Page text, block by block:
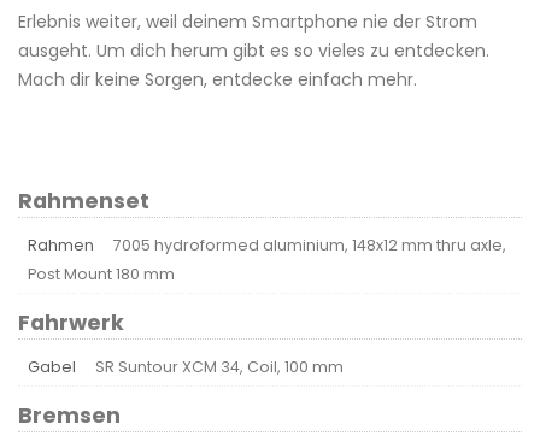
Erlebnis weiter, weil deinem Smartphone nie der Strom
ausgeht. Um dich herum gibt es so vieles zu entdecken.
Mach dir keine Sorgen, entdecke einfach mehr.
Rahmenset
Rahmen
7005 hydroformed aluminium, 148x12 mm thru axle,
Post Mount 180 mm
Fahrwerk
Gabel SR Suntour XCM 34, Coil, 100 mm
Bremsen